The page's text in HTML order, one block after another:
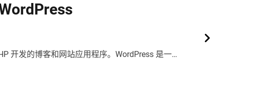
开发的博客和网站应用程序。WordPress 是一个
它。